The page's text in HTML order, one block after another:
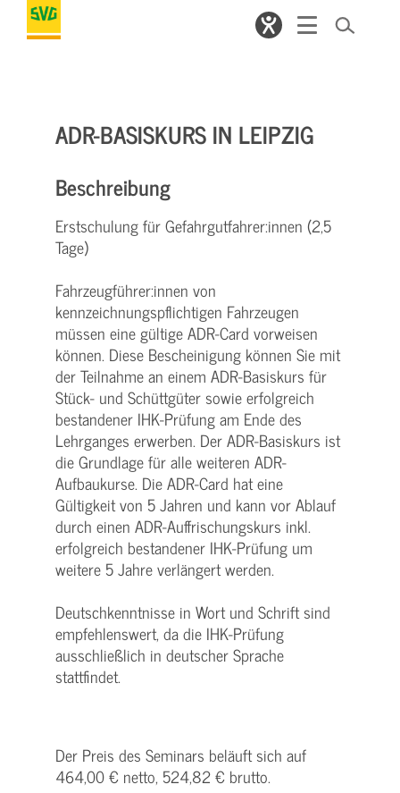
ADR-BASISKURS IN LEIPZIG
Beschreibung
Erstschulung für Gefahrgutfahrer:innen (2,5
Tage)
Fahrzeugführer:innen von
kennzeichnungspflichtigen Fahrzeugen
müssen eine gültige ADR-Card vorweisen
können. Diese Bescheinigung können Sie mit
der Teilnahme an einem ADR-Basiskurs für
Stück- und Schüttgüter sowie erfolgreich
bestandener IHK-Prüfung am Ende des
Lehrganges erwerben. Der ADR-Basiskurs ist
die Grundlage für alle weiteren ADR-
Aufbaukurse. Die ADR-Card hat eine
Gültigkeit von 5 Jahren und kann vor Ablauf
durch einen ADR-Auffrischungskurs inkl.
erfolgreich bestandener IHK-Prüfung um
weitere 5 Jahre verlängert werden.
Deutschkenntnisse in Wort und Schrift sind
empfehlenswert, da die IHK-Prüfung
ausschließlich in deutscher Sprache
stattfindet.
Der Preis des Seminars beläuft sich auf
464,00 € netto, 524,82 € brutto.